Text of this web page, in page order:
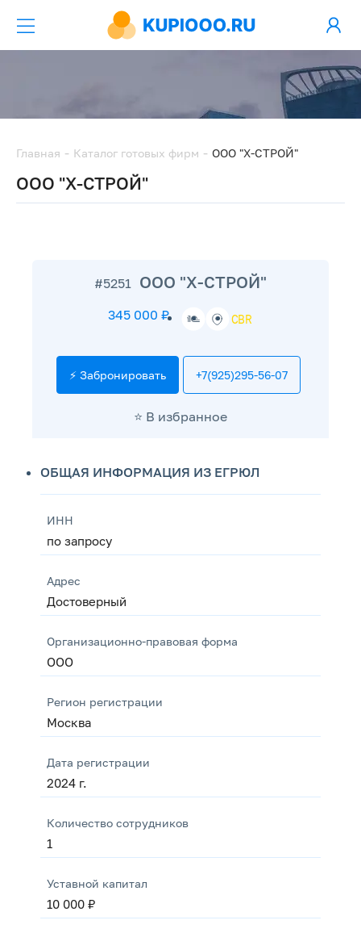
Главная Каталог готовых фирм ООО "Х-СТРОЙ"
ООО "Х-СТРОЙ"
#5251 ООО "Х-СТРОЙ"
345 000 ₽ CBR
⚡ Забронировать +7(925)295-56-07
⭐️ В избранное
ОБЩАЯ ИНФОРМАЦИЯ ИЗ ЕГРЮЛ
ИНН
по запросу
Адрес
Достоверный
Организационно-правовая форма
ООО
Регион регистрации
Москва
Дата регистрации
2024 г.
Количество сотрудников
1
Уставной капитал
10 000 ₽